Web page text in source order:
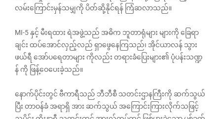
လမ်းကြောင်းမှန်သမျှကို ပိတ်ဆို့နိုင်ရန် ကြံဆလာသည်။
MI-5 နှင့် မီးရထား ရဲအဖွဲ့သည် အဓိက ဘူတာရုံများ များကို ခြေရာ
ချင်း ထပ်အောင်လှည့်လည် ရှာဖွေနေကြသည်၊ အိုင်ယာလန် သွား
ဖယ်ရီ အော်ပရေတာများ ကိုလည်း တရားခံပြေးများ၏ ပုံပန်းသဏ္ဍ
န် ကို ဖြန့်ဝေပေးခဲ့သည်။
နောက်ပိုင်းတွင် ဗီကာရီသည် ဘီဘီစီ သတင်းဌာနကြီးကို ဆက်သွယ်
ပြီး တာဝန်ခံ အရာရှိ အား ဆက်သွယ် အကြောင်းကြားလိုက်သဖြင့်